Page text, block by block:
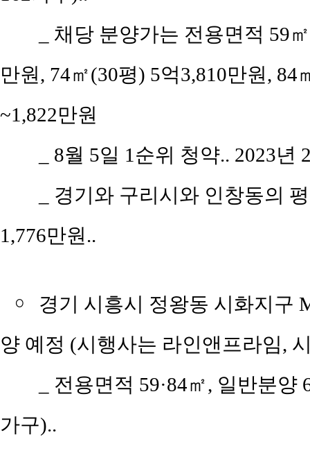
_ 채당 분양가는 전용면적 59
만원, 74㎡(30평) 5억3,810만원,
~1,822만원
_ 8월 5일 1순위 청약.. 2023년
_ 경기와 구리시와 인창동의
1,776만원..
￮
경기 시흥시 정왕동 시화지구
양 예정 (시행사는 라인앤프라임,
_ 전용면적 59·84㎡, 일반분
가구)..